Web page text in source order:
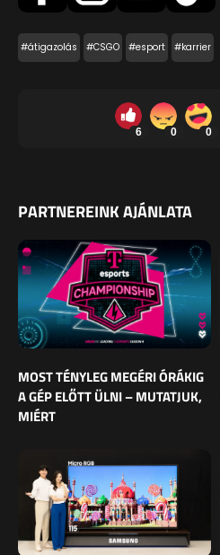
#átigazolás #CSGO #esport #karrier
6 0 0
PARTNEREINK AJÁNLATA
MOST TÉNYLEG MEGÉRI ÓRÁKIG
A GÉP ELŐTT ÜLNI – MUTATJUK,
MIÉRT